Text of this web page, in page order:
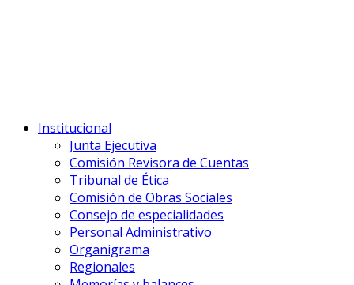
Institucional
Junta Ejecutiva
Comisión Revisora de Cuentas
Tribunal de Ética
Comisión de Obras Sociales
Consejo de especialidades
Personal Administrativo
Organigrama
Regionales